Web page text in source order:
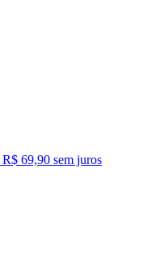
R$ 69,90 sem juros